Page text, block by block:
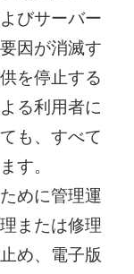
びサーバー
因が消滅す
を停止する
る利用者に
も、すべて
す。
めに管理運
または修理
め、電子版